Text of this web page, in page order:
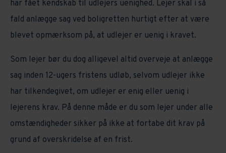
har fået kendskab til udlejers uenighed. Lejer skal i så
fald anlægge sag ved boligretten hurtigt efter at være
blevet opmærksom på, at udlejer er uenig i kravet.
Som lejer bør du dog alligevel altid overveje at anlægge
sag inden 12-ugers fristens udløb, selvom udlejer ikke
har tilkendegivet, om udlejer er enig eller uenig i
lejerens krav. På denne måde er du som lejer under alle
omstændigheder sikker på ikke at fortabe dit krav på
grund af overskridelse af en frist.